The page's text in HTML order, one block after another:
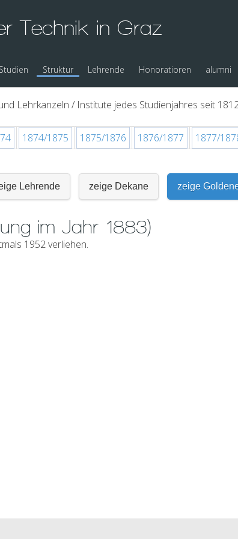
Technik in Graz
Studien Struktur Lehrende Honoratioren alumni
Lehrkanzeln / Institute jedes Studienjahres seit
1874/1875 1875/1876 1876/1877 1877/
Lehrende zeige Dekane zeige
im Jahr 1883)
1952 verliehen.